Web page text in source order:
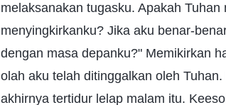
melaksanakan tugasku. Apakah
menyingkirkanku? Jika aku benar-
dengan masa depanku?" Memikirkan
olah aku telah ditinggalkan oleh
akhirnya tertidur lelap malam itu.